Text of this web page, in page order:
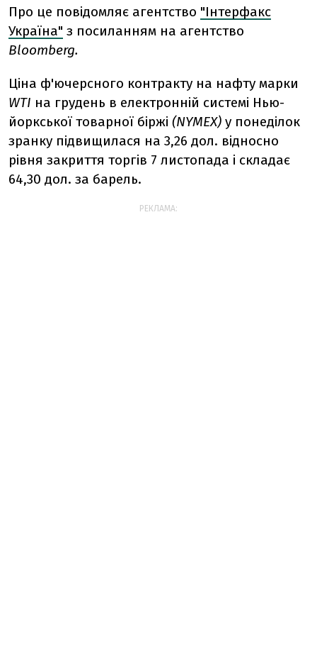
Про це повідомляє агентство "Інтерфакс
Україна" з посиланням на агентство
Bloomberg.
Ціна ф'ючерсного контракту на нафту марки
WTI на грудень в електронній системі Нью-
йоркської товарної біржі (NYMEX) у понеділок
зранку підвищилася на 3,26 дол. відносно
рівня закриття торгів 7 листопада і складає
64,30 дол. за барель.
РЕКЛАМА: